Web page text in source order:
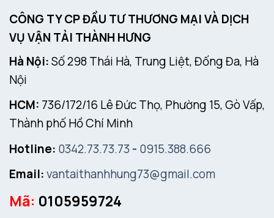
CÔNG TY CP ĐẦU TƯ THƯƠNG MẠI VÀ DỊCH
VỤ VẬN TẢI THÀNH HƯNG
Hà Nội:Số 298 Thái Hà, Trung Liệt, Đống Đa, Hà
Nội
HCM: 736/172/16 Lê Đức Thọ, Phường 15, Gò Vấp,
Thành phố Hồ Chí Minh
Hotline: 0342.73.73.73- 0915.388.666
Email:vantaithanhhung73@gmail.com
Mã: 0105959724